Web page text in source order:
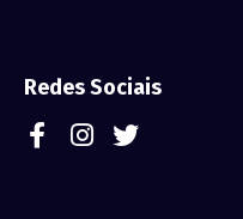
Redes Sociais